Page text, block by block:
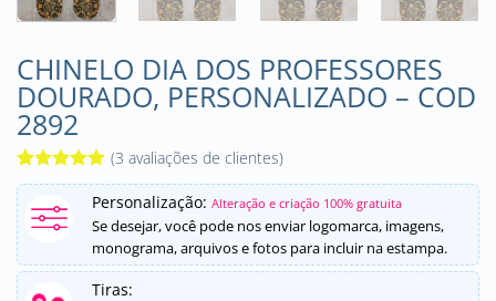
CHINELO DIA DOS PROFESSORES
DOURADO, PERSONALIZADO – COD
2892
Avaliado
como
de
5, com
baseado em
3
avaliações
de clientes
(3 avaliações de clientes)
Personalização: Alteração e criação 100% gratuita
Se desejar, você pode nos enviar logomarca, imagens,
monograma, arquivos e fotos para incluir na estampa.
Tiras: